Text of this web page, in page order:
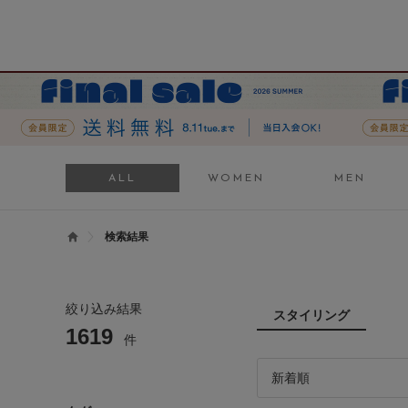
ALL WOMEN MEN
検索結果
絞り込み結果
1619 件
スタイリング